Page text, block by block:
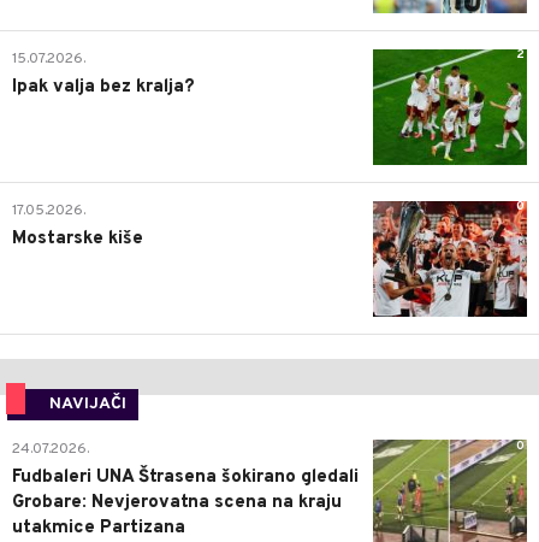
2
15.07.2026.
Ipak valja bez kralja?
0
17.05.2026.
Mostarske kiše
NAVIJAČI
0
24.07.2026.
Fudbaleri UNA Štrasena šokirano gledali
Grobare: Nevjerovatna scena na kraju
utakmice Partizana